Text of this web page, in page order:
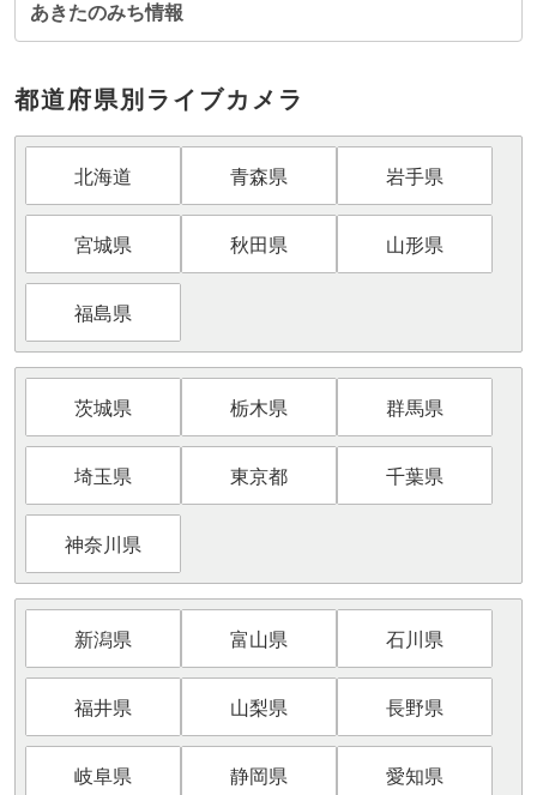
あきたのみち情報
都道府県別ライブカメラ
北海道 青森県 岩手県
宮城県 秋田県 山形県
福島県
茨城県 栃木県 群馬県
埼玉県 東京都 千葉県
神奈川県
新潟県 富山県 石川県
福井県 山梨県 長野県
岐阜県 静岡県 愛知県